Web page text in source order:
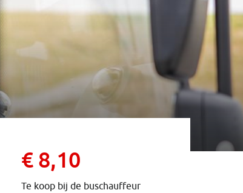
€ 8,10
Te koop bij de buschauffeur